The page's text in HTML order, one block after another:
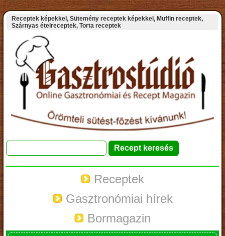
Receptek képekkel, Sütemény receptek képekkel, Muffin receptek,
Szárnyas ételreceptek, Torta receptek
Receptek
Gasztronómiai hírek
Bormagazin